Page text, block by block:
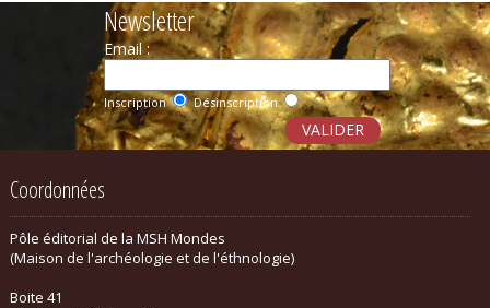
Newsletter
Email :
Inscription Désinscription
Coordonnées
Pôle éditorial de la MSH Mondes
(Maison de l'archéologie et de l'éthnologie)
Boite 41